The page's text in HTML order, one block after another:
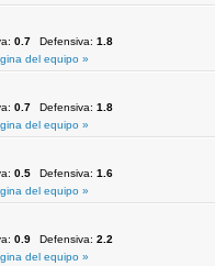
0.7 Defensiva: 1.8
del equipo »
0.7 Defensiva: 1.8
del equipo »
0.5 Defensiva: 1.6
del equipo »
0.9 Defensiva: 2.2
del equipo »